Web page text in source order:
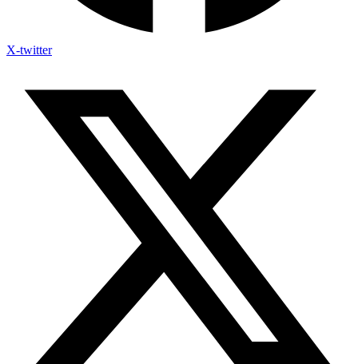
X-twitter